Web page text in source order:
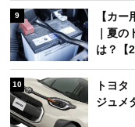
9
【カ
｜夏
は？【
10
トヨ
ジュメ